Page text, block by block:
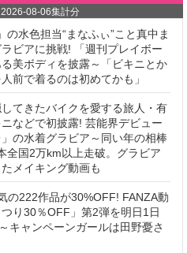
2026-08-06集計分
の水色担当“まなふぃ”こと真中ま
ビアに挑戦! 「週刊プレイボー
美ボディを披露～「ビキニとか
前で着るのは初めてかも」
てきたバイクを愛する旅人・有
などで初披露! 芸能界デビュー
の水着グラビア～同い年の相棒
全国2万km以上走破。グラビア
メイキング動画も
の222作品が30%OFF! FANZA動
り30％OFF」第2弾を明日1日
キャンペーンガールは田野憂さ